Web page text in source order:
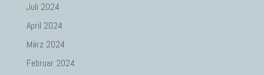
Juli 2024
April 2024
März 2024
Februar 2024